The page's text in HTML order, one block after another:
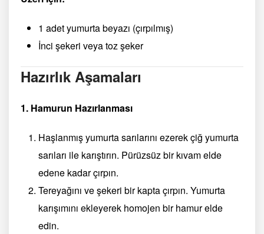
1 adet yumurta beyazı (çırpılmış)
İnci şekeri veya toz şeker
Hazırlık Aşamaları
1. Hamurun Hazırlanması
Haşlanmış yumurta sarılarını ezerek çiğ yumurta
sarıları ile karıştırın. Pürüzsüz bir kıvam elde
edene kadar çırpın.
Tereyağını ve şekeri bir kapta çırpın. Yumurta
karışımını ekleyerek homojen bir hamur elde
edin.